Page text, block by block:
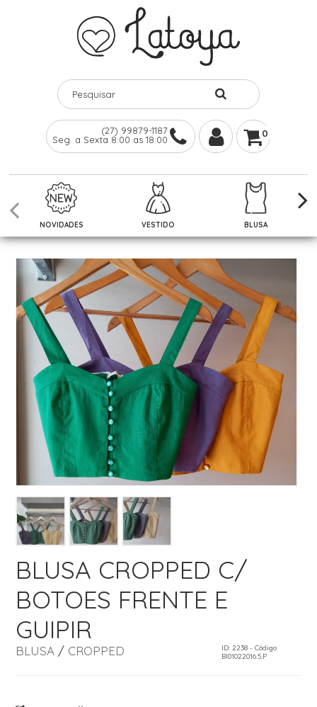
(27) 99879-1187
Seg. a Sexta 8:00 as 18:00
0
NOVIDADES VESTIDO BLUSA
BLUSA CROPPED C/
BOTOES FRENTE E
GUIPIR
BLUSA/ CROPPED
ID: 2238 - Código
Bl01022016.5.P